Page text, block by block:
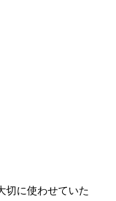
切に使わせていた